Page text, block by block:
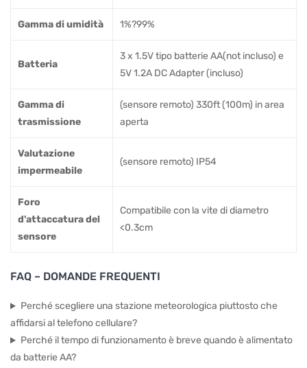
Gamma di umidità 1%?99%
Batteria
3 x 1.5V tipo batterie AA(not incluso) e
5V 1.2A DC Adapter (incluso)
Gamma di
trasmissione
(sensore remoto) 330ft (100m) in area
aperta
Valutazione
impermeabile
(sensore remoto) IP54
Foro
d'attaccatura del
sensore
Compatibile con la vite di diametro
<0.3cm
FAQ – DOMANDE FREQUENTI
Perché scegliere una stazione meteorologica piuttosto che
affidarsi al telefono cellulare?
Perché il tempo di funzionamento è breve quando è alimentato
da batterie AA?